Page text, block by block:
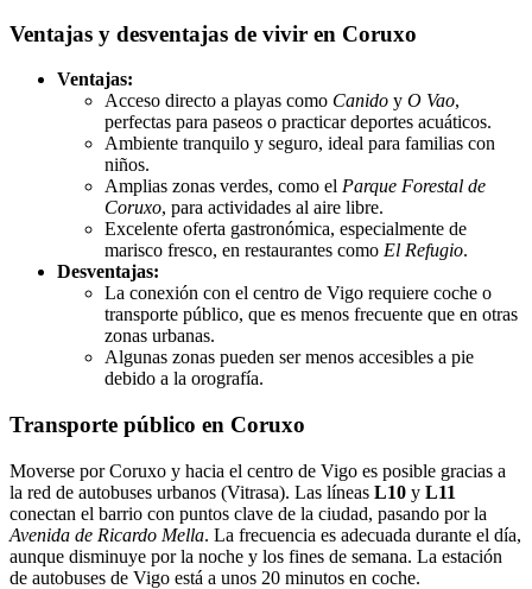
Ventajas y desventajas de vivir en Coruxo
Ventajas:
Acceso directo a playas como Canido y O Vao,
perfectas para paseos o practicar deportes acuáticos.
Ambiente tranquilo y seguro, ideal para familias con
niños.
Amplias zonas verdes, como el Parque Forestal de
Coruxo, para actividades al aire libre.
Excelente oferta gastronómica, especialmente de
marisco fresco, en restaurantes como El Refugio.
Desventajas:
La conexión con el centro de Vigo requiere coche o
transporte público, que es menos frecuente que en otras
zonas urbanas.
Algunas zonas pueden ser menos accesibles a pie
debido a la orografía.
Transporte público en Coruxo
Moverse por Coruxo y hacia el centro de Vigo es posible gracias a
la red de autobuses urbanos (Vitrasa). Las líneas L10 y L11
conectan el barrio con puntos clave de la ciudad, pasando por la
Avenida de Ricardo Mella. La frecuencia es adecuada durante el día,
aunque disminuye por la noche y los fines de semana. La estación
de autobuses de Vigo está a unos 20 minutos en coche.